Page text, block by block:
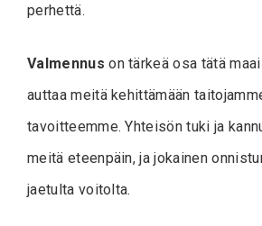
perhettä.
Valmennus on tärkeä osa tätä
auttaa meitä kehittämään
tavoitteemme. Yhteisön tuki ja
meitä eteenpäin, ja jokainen
jaetulta voitolta.